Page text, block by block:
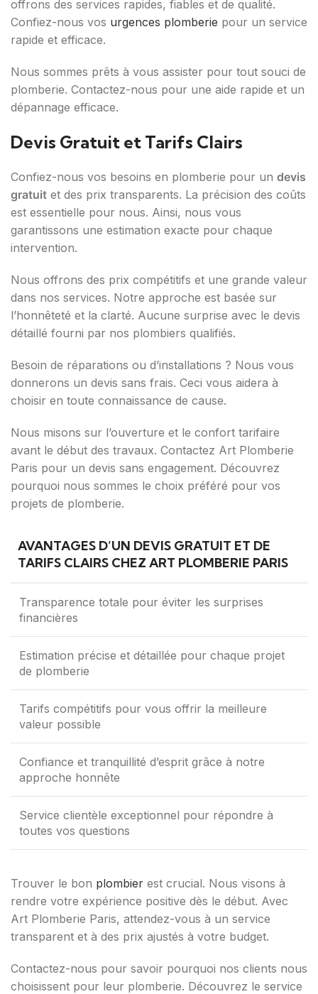
offrons des services rapides, fiables et de qualité.
Confiez-nous vos urgences plomberie pour un service
rapide et efficace.
Nous sommes prêts à vous assister pour tout souci de
plomberie. Contactez-nous pour une aide rapide et un
dépannage efficace.
Devis Gratuit et Tarifs Clairs
Confiez-nous vos besoins en plomberie pour un devis
gratuit et des prix transparents. La précision des coûts
est essentielle pour nous. Ainsi, nous vous
garantissons une estimation exacte pour chaque
intervention.
Nous offrons des prix compétitifs et une grande valeur
dans nos services. Notre approche est basée sur
l’honnêteté et la clarté. Aucune surprise avec le devis
détaillé fourni par nos plombiers qualifiés.
Besoin de réparations ou d’installations ? Nous vous
donnerons un devis sans frais. Ceci vous aidera à
choisir en toute connaissance de cause.
Nous misons sur l’ouverture et le confort tarifaire
avant le début des travaux. Contactez Art Plomberie
Paris pour un devis sans engagement. Découvrez
pourquoi nous sommes le choix préféré pour vos
projets de plomberie.
AVANTAGES D’UN DEVIS GRATUIT ET DE
TARIFS CLAIRS CHEZ ART PLOMBERIE PARIS
Transparence totale pour éviter les surprises
financières
Estimation précise et détaillée pour chaque projet
de plomberie
Tarifs compétitifs pour vous offrir la meilleure
valeur possible
Confiance et tranquillité d’esprit grâce à notre
approche honnête
Service clientèle exceptionnel pour répondre à
toutes vos questions
Trouver le bon plombier est crucial. Nous visons à
rendre votre expérience positive dès le début. Avec
Art Plomberie Paris, attendez-vous à un service
transparent et à des prix ajustés à votre budget.
Contactez-nous pour savoir pourquoi nos clients nous
choisissent pour leur plomberie. Découvrez le service